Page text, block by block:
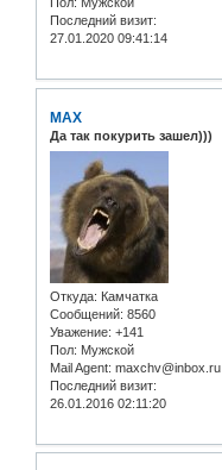
Последний визит:
27.01.2020 09:41:14
MAX
Да так покурить зашел)))
Откуда: Камчатка
Сообщений: 8560
Уважение: +141
Пол: Мужской
Mail Agent: maxchv@inbox.ru
Последний визит:
26.01.2016 02:11:20